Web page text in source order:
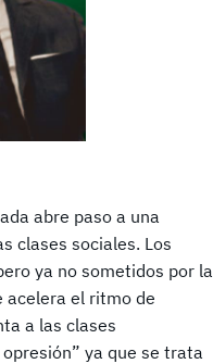
abre paso a una
clases sociales. Los
ya no sometidos por la
acelera el ritmo de
a las clases
ya que se trata